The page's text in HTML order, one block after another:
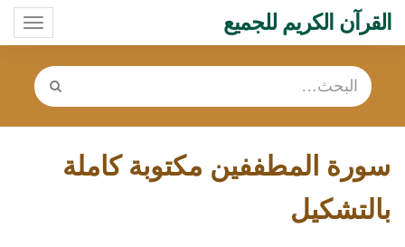
القرآن الكريم للجميع
سورة المطففين مكتوبة كاملة
بالتشكيل